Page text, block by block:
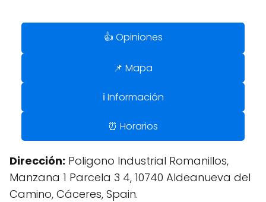
👍 Opiniones
📌 Mapa
ℹ️ Información
⏰ Horarios
Dirección: Poligono Industrial Romanillos,
Manzana 1 Parcela 3 4, 10740 Aldeanueva del
Camino, Cáceres, Spain.